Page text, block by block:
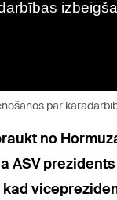
par
no
ASV